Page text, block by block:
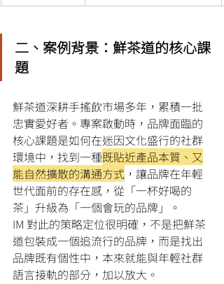
二、案例背景：鮮茶道的核心課
題
鮮茶道深耕手搖飲市場多年，累積一批
忠實愛好者。專案啟動時，品牌面臨的
核心課題是如何在迷因文化盛行的社群
環境中，找到一種既貼近產品本質、又
能自然擴散的溝通方式 ，讓品牌在年輕
世代面前的存在感，從「一杯好喝的
茶」升級為「一個會玩的品牌」。
IM 對此的策略定位很明確，不是把鮮茶
道包裝成一個追流行的品牌，而是找出
品牌既有個性中，本來就能與年輕社群
語言接軌的部分，加以放大。